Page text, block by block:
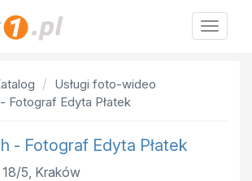
Usługi foto-wideo
Fotograf Edyta Płatek
- Fotograf Edyta Płatek
5, Kraków